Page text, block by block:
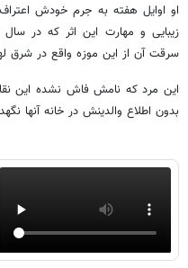
او اوایل هفته به جرم خودش
سرقت آن از این موزه واقع در شرق
بدون اطلاع والدینش در خانه آنها